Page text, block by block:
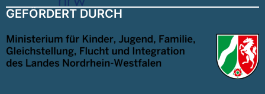
GEFÖRDERT DURCH